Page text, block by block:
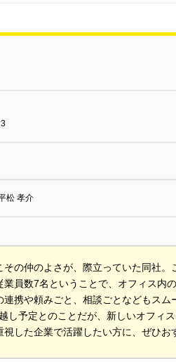
松 孝介
その仲のよさが、際立っていた同社
業員数7名ということで、オフィス内
携や頼みごと、相談ごとなどもスム
し予定とのことだが、新しいオフィ
した企業で活躍したい方に、ぜひお